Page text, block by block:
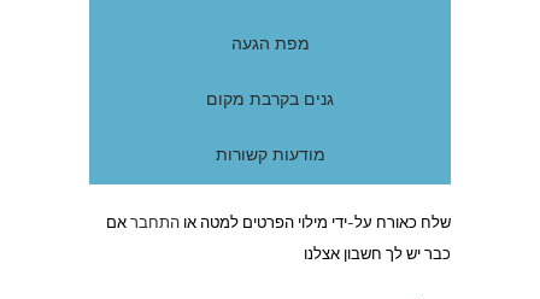
מפת הגעה
גנים בקרבת מקום
מודעות קשורות
שלח כאורח על-ידי מילוי הפרטים למטה או התחבראם
כבר יש לך חשבון אצלנו